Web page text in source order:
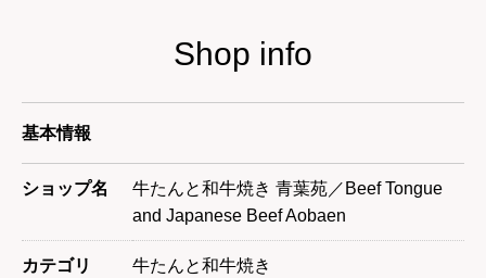
Shop info
基本情報
ショップ名
牛たんと和牛焼き 青葉苑／Beef Tongue
and Japanese Beef Aobaen
カテゴリ 牛たんと和牛焼き